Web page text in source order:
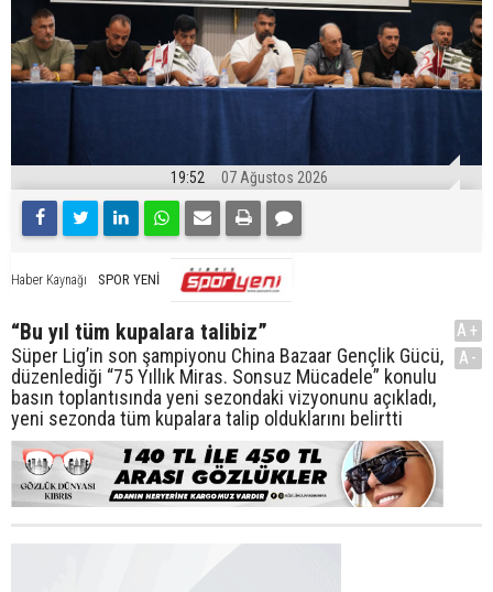
19:52 07 Ağustos 2026
Haber Kaynağı SPOR YENİ
“Bu yıl tüm kupalara talibiz”
Süper Lig’in son şampiyonu China Bazaar Gençlik Gücü,
düzenlediği “75 Yıllık Miras. Sonsuz Mücadele” konulu
basın toplantısında yeni sezondaki vizyonunu açıkladı,
yeni sezonda tüm kupalara talip olduklarını belirtti
A+
A-